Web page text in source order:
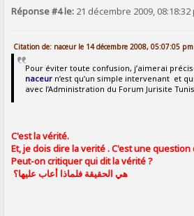
Réponse #4 le: 21 décembre 2009, 08:18:32
Citation de: naceur le 14 décembre 2008, 05:07:05
Pour éviter toute confusion, j’aimerai
naceurn’est qu’un simple intervenant et
avec l’Administration du Forum Jurisite
C'est la vérité.
Et, je dois dire la verité . C'est une
Peut-on critiquer qui dit la vérité ?
هي الحقيقة فلماذا أعاب عليها؟